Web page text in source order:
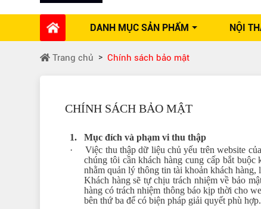
DANH MỤC SẢN PHẨM
Phụ kiện Nội thất
Ổ khóa tủ
Vòi rửa nhà bếp
Phụ kiện tủ áo
Phụ kiện tủ bếp trên
Thùng đựng gạo
Bếp từ-Bếp hồng ngoại
Chậu rửa bát
NỘI
Dự án thi công
Trang chủ Chính sách bảo mật
CHÍNH SÁCH BẢO MẬT
1.
Mục đích và phạm vi thu thập
·
Việc thu thập dữ liệu chủ yếu trên website
chúng tôi cần khách hàng cung cấp bắt
nhằm quản lý thông tin tài khoản khách
Khách hàng sẽ tự chịu trách nhiệm về bảo
hàng có trách nhiệm thông báo kịp thời cho
bên thứ ba để có biện pháp giải quyết phù hợp.